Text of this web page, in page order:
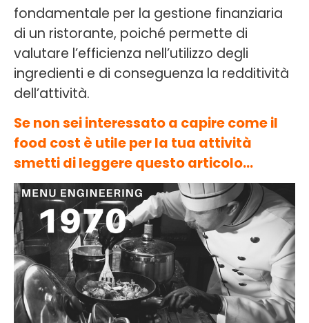
fondamentale per la gestione finanziaria
di un ristorante, poiché permette di
valutare l’efficienza nell’utilizzo degli
ingredienti e di conseguenza la redditività
dell’attività.
Se non sei interessato a capire come il
food cost è utile per la tua attività
smetti di leggere questo articolo…